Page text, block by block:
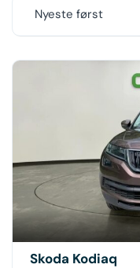
Nyeste først
Skoda Kodiaq